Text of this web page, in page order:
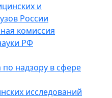
и
России
комиссия
РФ
надзору в сфере
исследований